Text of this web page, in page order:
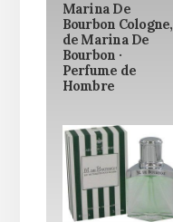
Marina De
Bourbon Cologne,
de Marina De
Bourbon ·
Perfume de
Hombre